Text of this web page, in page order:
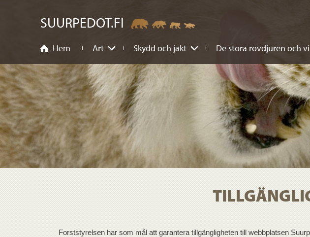
SUURPEDOT.FI
Hem Art Skydd och jakt De stora rovdjuren och vi
Forststyrelsen har som mål att garantera tillgängligheten till webbplatsen